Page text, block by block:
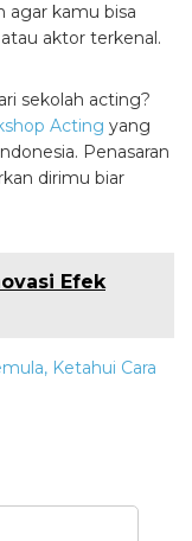
agar kamu bisa
aktor terkenal.
sekolah acting?
Acting yang
Penasaran
dirimu biar
Efek
Ketahui Cara